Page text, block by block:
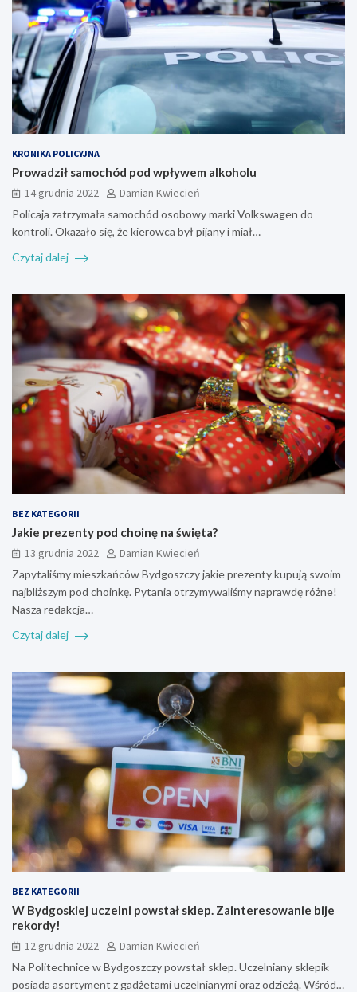
KRONIKA POLICYJNA
Prowadził samochód pod wpływem alkoholu
14 grudnia 2022
Damian Kwiecień
Policaja zatrzymała samochód osobowy marki Volkswagen do
kontroli. Okazało się, że kierowca był pijany i miał…
Czytaj dalej
BEZ KATEGORII
Jakie prezenty pod choinę na święta?
13 grudnia 2022
Damian Kwiecień
Zapytaliśmy mieszkańców Bydgoszczy jakie prezenty kupują swoim
najbliższym pod choinkę. Pytania otrzymywaliśmy naprawdę różne!
Nasza redakcja…
Czytaj dalej
BEZ KATEGORII
W Bydgoskiej uczelni powstał sklep. Zainteresowanie bije
rekordy!
12 grudnia 2022
Damian Kwiecień
Na Politechnice w Bydgoszczy powstał sklep. Uczelniany sklepik
posiada asortyment z gadżetami uczelnianymi oraz odzieżą. Wśród…